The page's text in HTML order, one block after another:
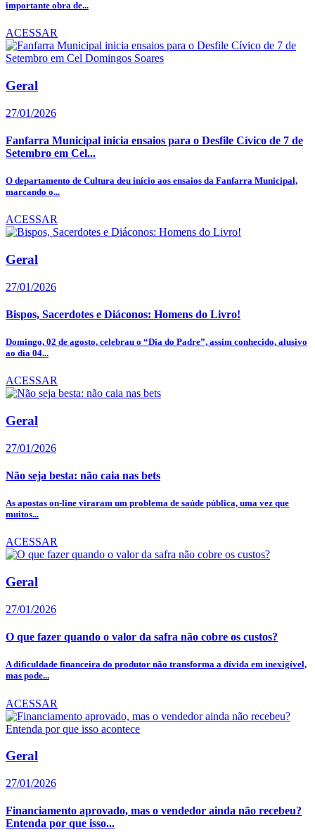
importante obra de...
ACESSAR
Geral
27/01/2026
Fanfarra Municipal inicia ensaios para o Desfile Cívico de 7 de
Setembro em Cel...
O departamento de Cultura deu início aos ensaios da Fanfarra Municipal,
marcando o...
ACESSAR
Geral
27/01/2026
Bispos, Sacerdotes e Diáconos: Homens do Livro!
Domingo, 02 de agosto, celebrau o “Dia do Padre”, assim conhecido, alusivo
ao dia 04...
ACESSAR
Geral
27/01/2026
Não seja besta: não caia nas bets
As apostas on-line viraram um problema de saúde pública, uma vez que
muitos...
ACESSAR
Geral
27/01/2026
O que fazer quando o valor da safra não cobre os custos?
A dificuldade financeira do produtor não transforma a dívida em inexigível,
mas pode...
ACESSAR
Geral
27/01/2026
Financiamento aprovado, mas o vendedor ainda não recebeu?
Entenda por que isso...